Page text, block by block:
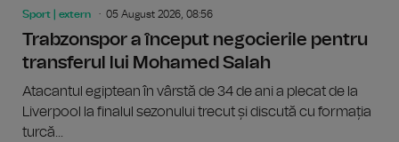
Sport | extern 05 August 2026, 08:56
Trabzonspor a început negocierile pentru
transferul lui Mohamed Salah
Atacantul egiptean în vârstă de 34 de ani a plecat de la
Liverpool la finalul sezonului trecut și discută cu formația
turcă...